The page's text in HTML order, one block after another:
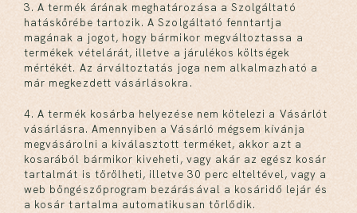
3. A termék árának meghatározása a Szolgáltató
hatáskörébe tartozik. A Szolgáltató fenntartja
magának a jogot, hogy bármikor megváltoztassa a
termékek vételárát, illetve a járulékos költségek
mértékét. Az árváltoztatás joga nem alkalmazható a
már megkezdett vásárlásokra.
4. A termék kosárba helyezése nem kötelezi a Vásárlót
vásárlásra. Amennyiben a Vásárló mégsem kívánja
megvásárolni a kiválasztott terméket, akkor azt a
kosarából bármikor kiveheti, vagy akár az egész kosár
tartalmát is törölheti, illetve 30 perc elteltével, vagy a
web böngészőprogram bezárásával a kosáridő lejár és
a kosár tartalma automatikusan törlődik.